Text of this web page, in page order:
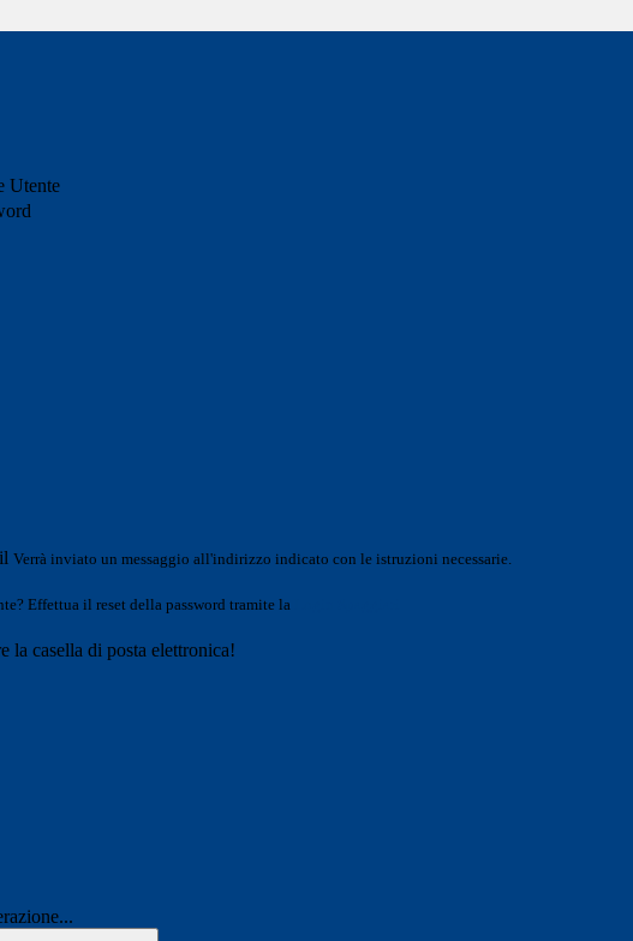
Utente
Verrà inviato un messaggio all'indirizzo indicato con le istruzioni necessarie.
Effettua il reset della password tramite la
la casella di posta elettronica!